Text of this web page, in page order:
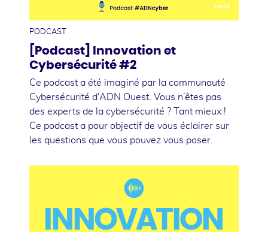
avril
PODCAST
[Podcast] Innovation et
Cybersécurité #2
Ce podcast a été imaginé par la communauté
Cybersécurité d'ADN Ouest. Vous n’êtes pas
des experts de la cybersécurité ? Tant mieux !
Ce podcast a pour objectif de vous éclairer sur
les questions que vous pouvez vous poser.